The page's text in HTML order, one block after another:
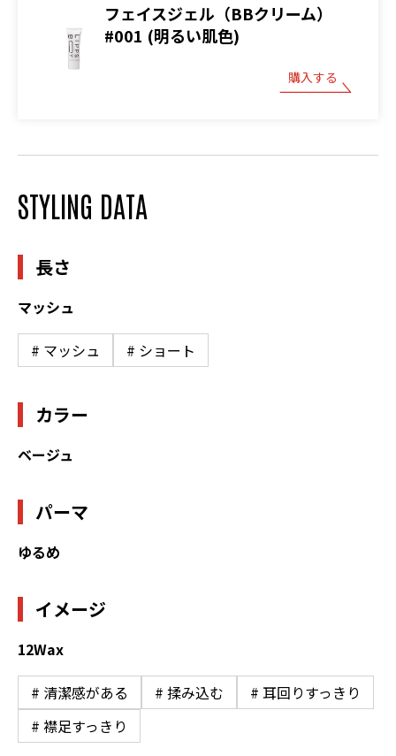
フェイスジェル（BBクリーム）
#001 (明るい肌色)
購入する
STYLING DATA
長さ
マッシュ
# マッシュ # ショート
カラー
ベージュ
パーマ
ゆるめ
イメージ
12Wax
# 清潔感がある # 揉み込む
# 耳回りすっきり
# 襟足すっきり